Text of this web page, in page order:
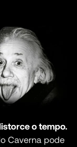
o tempo.
Caverna pode